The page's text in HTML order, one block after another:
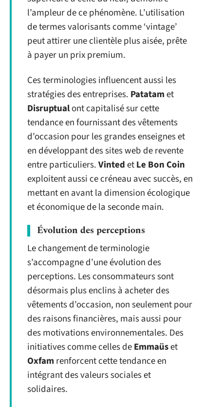
l’ampleur de ce phénomène. L’utilisation
de termes valorisants comme ‘vintage’
peut attirer une clientèle plus aisée, prête
à payer un prix premium.
Ces terminologies influencent aussi les
stratégies des entreprises. Patatamet
Disruptualont capitalisé sur cette
tendance en fournissant des vêtements
d’occasion pour les grandes enseignes et
en développant des sites web de revente
entre particuliers.VintedetLe Bon Coin
exploitent aussi ce créneau avec succès, en
mettant en avant la dimension écologique
et économique de la seconde main.
Évolution des perceptions
Le changement de terminologie
s’accompagne d’une évolution des
perceptions. Les consommateurs sont
désormais plus enclins à acheter des
vêtements d’occasion, non seulement pour
des raisons financières, mais aussi pour
des motivations environnementales. Des
initiatives comme celles deEmmaüset
Oxfamrenforcent cette tendance en
intégrant des valeurs sociales et
solidaires.